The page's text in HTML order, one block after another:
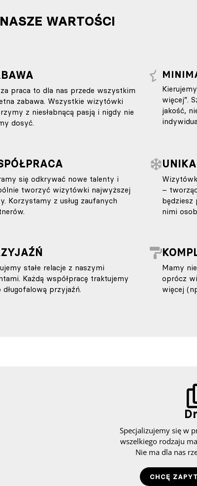
NASZE WARTOŚCI
praca to dla nas przede wszystkim
zabawa. Wszystkie wizytówki
z niesłabnącą pasją i nigdy nie
dosyć.
więcej”.
jakość,
się odkrywać nowe talenty i
tworzyć wizytówki najwyższej
Korzystamy z usług zaufanych
–
będziesz
nimi
stałe relacje z naszymi
Każdą współpracę traktujemy
długofalową przyjaźń.
Mamy
oprócz
więcej
Specjalizujemy się w
wszelkiego rodzaju
Nie ma dla nas
CHCĘ